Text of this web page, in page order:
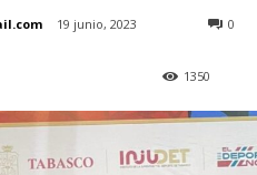
19 junio, 2023 0
1350